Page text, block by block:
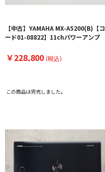
【中古】YAMAHA MX-A5200(B)【コ
ード01-08822】11chパワーアンプ
￥228,800 (税込)
この商品は完売しました。